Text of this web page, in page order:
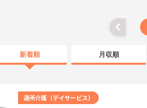
新着順 月収順
通所介護（デイサービス）